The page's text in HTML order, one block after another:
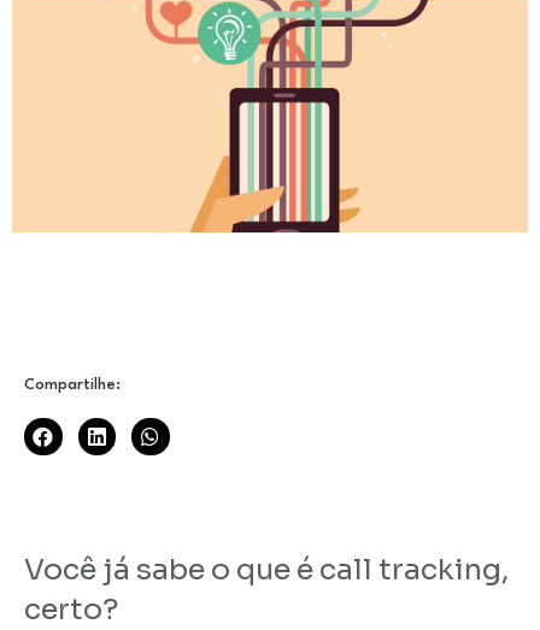
Compartilhe:
Você já sabe o que é call tracking,
certo?